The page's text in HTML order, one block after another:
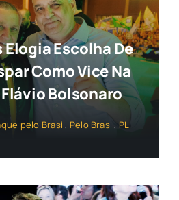
Escolha De
Como Vice Na
Bolsonaro
pelo Brasil, Pelo Brasil, PL